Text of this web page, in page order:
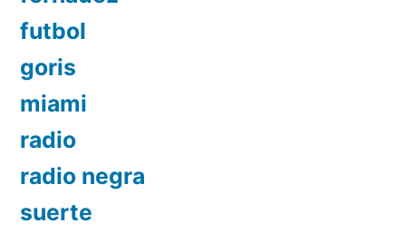
futbol
goris
miami
radio
radio negra
suerte